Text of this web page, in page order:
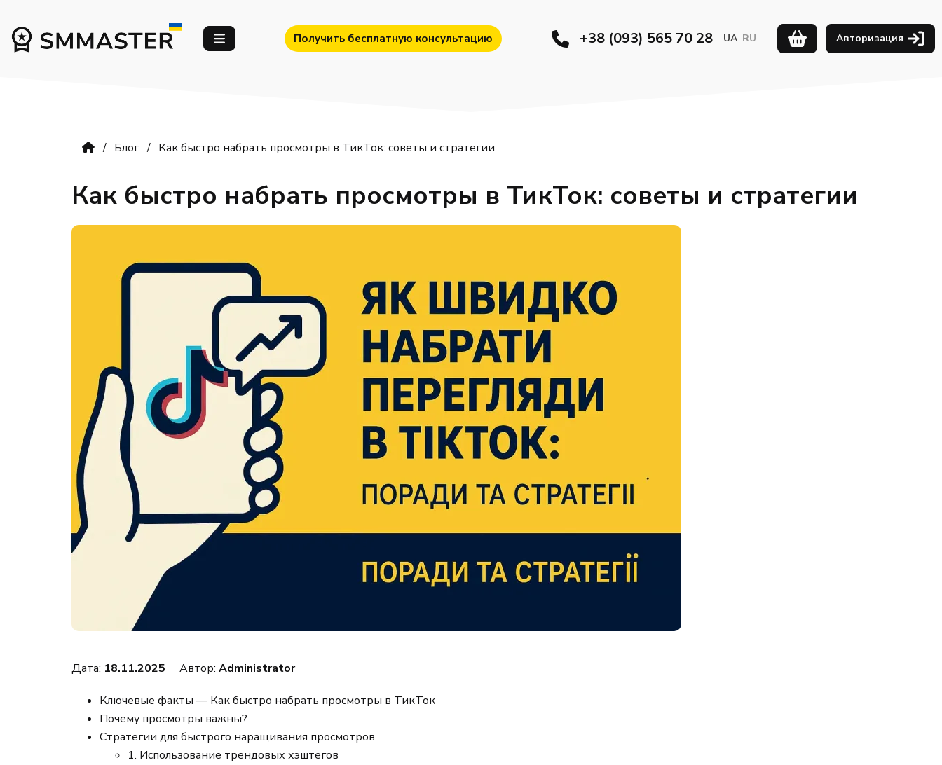
Получить бесплатную консультацию +38 (093) 565 70 28 UA RU Авторизация
Блог Как быстро набрать просмотры в ТикТок: советы и стратегии
Как быстро набрать просмотры в ТикТок: советы и стратегии
Дата: 18.11.2025 Автор: Administrator
Ключевые факты — Как быстро набрать просмотры в ТикТок
Почему просмотры важны?
Стратегии для быстрого наращивания просмотров
1. Использование трендовых хэштегов